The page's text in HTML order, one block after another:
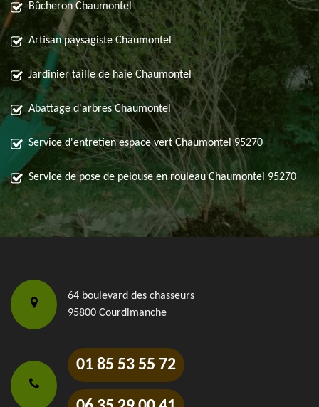
Bûcheron Chaumontel
Artisan paysagiste Chaumontel
Jardinier taille de haie Chaumontel
Abattage d'arbres Chaumontel
Service d'entretien espace vert Chaumontel 95270
Service de pose de pelouse en rouleau Chaumontel 95270
64 boulevard des chasseurs
95800 Courdimanche
01 85 53 55 72